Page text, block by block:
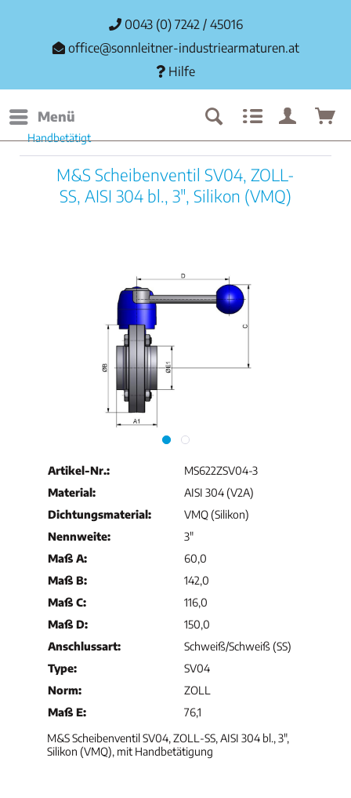
0043 (0) 7242 / 45016
office@sonnleitner-industriearmaturen.at
Hilfe
Menü
Handbetätigt
M&S Scheibenventil SV04, ZOLL-
SS, AISI 304 bl., 3", Silikon (VMQ)
Artikel-Nr.:
MS622ZSV04-3
Material:
AISI 304 (V2A)
Dichtungsmaterial:
VMQ (Silikon)
Nennweite:
3"
Maß A:
60,0
Maß B:
142,0
Maß C:
116,0
Maß D:
150,0
Anschlussart:
Schweiß/Schweiß (SS)
Type:
SV04
Norm:
ZOLL
Maß E:
76,1
M&S Scheibenventil SV04, ZOLL-SS, AISI 304 bl., 3",
Silikon (VMQ), mit Handbetätigung